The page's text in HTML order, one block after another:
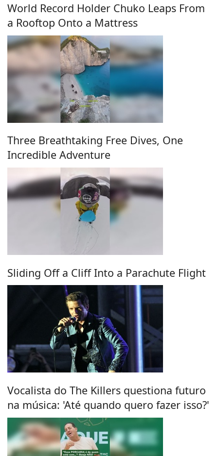
World Record Holder Chuko Leaps From
a Rooftop Onto a Mattress
Three Breathtaking Free Dives, One
Incredible Adventure
Sliding Off a Cliff Into a Parachute Flight
Vocalista do The Killers questiona futuro
na música: 'Até quando quero fazer isso?'